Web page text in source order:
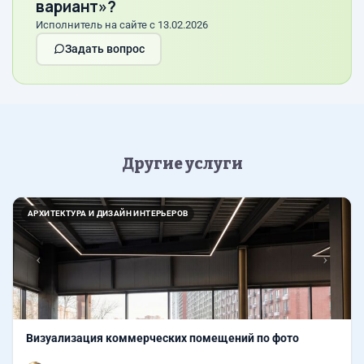
вариант»?
Исполнитель на сайте с 13.02.2026
Задать вопрос
Другие услуги
АРХИТЕКТУРА И ДИЗАЙН ИНТЕРЬЕРОВ
Назад
Визуализация коммерческих помещений по фото